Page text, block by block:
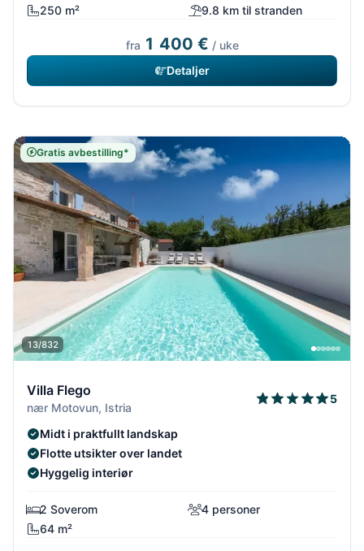
250 m²
9.8 km til stranden
fra 1 400 € / uke
Detaljer
Gratis avbestilling*
13/832
Villa Flego
nær Motovun, Istria
5
Midt i praktfullt landskap
Flotte utsikter over landet
Hyggelig interiør
2 Soverom
4 personer
64 m²